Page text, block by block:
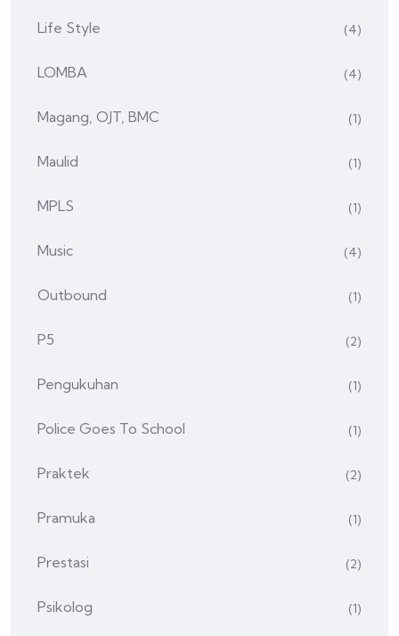
Life Style (4)
LOMBA (4)
Magang, OJT, BMC (1)
Maulid (1)
MPLS (1)
Music (4)
Outbound (1)
P5 (2)
Pengukuhan (1)
Police Goes To School (1)
Praktek (2)
Pramuka (1)
Prestasi (2)
Psikolog (1)